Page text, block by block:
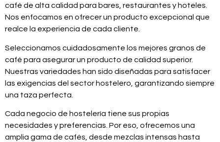
café de alta calidad para bares, restaurantes y hoteles.
Nos enfocamos en ofrecer un producto excepcional que
realce la experiencia de cada cliente.
Seleccionamos cuidadosamente los mejores granos de
café para asegurar un producto de calidad superior.
Nuestras variedades han sido diseñadas para satisfacer
las exigencias del sector hostelero, garantizando siempre
una taza perfecta.
Cada negocio de hostelería tiene sus propias
necesidades y preferencias. Por eso, ofrecemos una
amplia gama de cafés, desde mezclas intensas hasta